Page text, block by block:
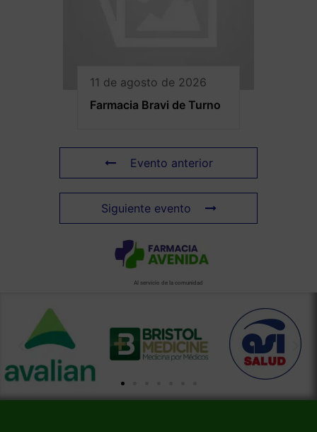
11 de agosto de 2026
Farmacia Bravi de Turno
Evento anterior
Siguiente evento
Al servicio de la comunidad